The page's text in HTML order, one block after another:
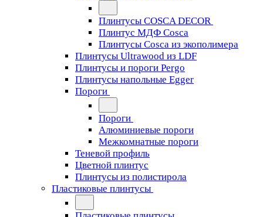
Плинтусы COSCA DECOR
Плинтус МДФ Cosca
Плинтусы Cosca из экополимера
Плинтусы Ultrawood из LDF
Плинтусы и пороги Pergo
Плинтусы напольные Egger
Пороги
Пороги
Алюминиевые пороги
Межкомнатные пороги
Теневой профиль
Цветной плинтус
Плинтусы из полистирола
Пластиковые плинтусы